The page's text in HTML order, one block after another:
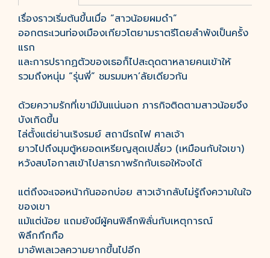
เรื่องราวเริ่มต้นขึ้นเมื่อ “สาวน้อยผมดำ”
ออกตระเวนท่องเมืองเกียวโตยามราตรีโดยลำพังเป็นครั้ง
แรก
และการปรากฏตัวของเธอก็ไปสะดุดตาหลายคนเข้าให้
รวมถึงหนุ่ม “รุ่นพี่” ชมรมมหา’ลัยเดียวกัน
ด้วยความรักที่เขามีมันแน่นอก ภารกิจติดตามสาวน้อยจึง
บังเกิดขึ้น
ไล่ตั้งแต่ย่านเริงรมย์ สถานีรถไฟ ศาลเจ้า
ยาวไปถึงมุมตู้หยอดเหรียญสุดเปลี่ยว (เหมือนกับใจเขา)
หวังสบโอกาสเข้าไปสารภาพรักกับเธอให้จงได้
แต่ถึงจะเจอหน้ากันออกบ่อย สาวเจ้ากลับไม่รู้ถึงความในใจ
ของเขา
แม้แต่น้อย แถมยังมีผู้คนพิลึกพิลั่นกับเหตุการณ์
พิลึกกึกกือ
มาอัพเลเวลความยากขึ้นไปอีก